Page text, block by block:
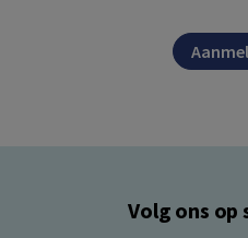
Volg ons op